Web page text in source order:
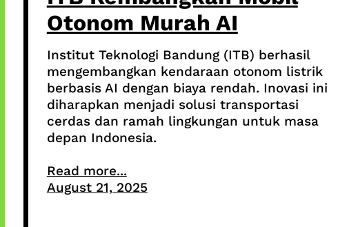
Otonom Murah AI
Institut Teknologi Bandung (ITB) berhasil
mengembangkan kendaraan otonom listrik
berbasis AI dengan biaya rendah. Inovasi ini
diharapkan menjadi solusi transportasi
cerdas dan ramah lingkungan untuk masa
depan Indonesia.
Read more...
August 21, 2025